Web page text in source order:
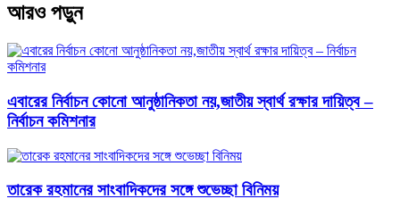
আরও পড়ুন
এবারের নির্বাচন কোনো আনুষ্ঠানিকতা নয়,জাতীয় স্বার্থ রক্ষার দায়িত্ব –
নির্বাচন কমিশনার
তারেক রহমানের সাংবাদিকদের সঙ্গে শুভেচ্ছা বিনিময়